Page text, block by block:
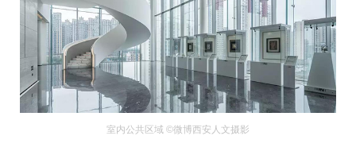
室内公共区域 ©微博西安人文摄影